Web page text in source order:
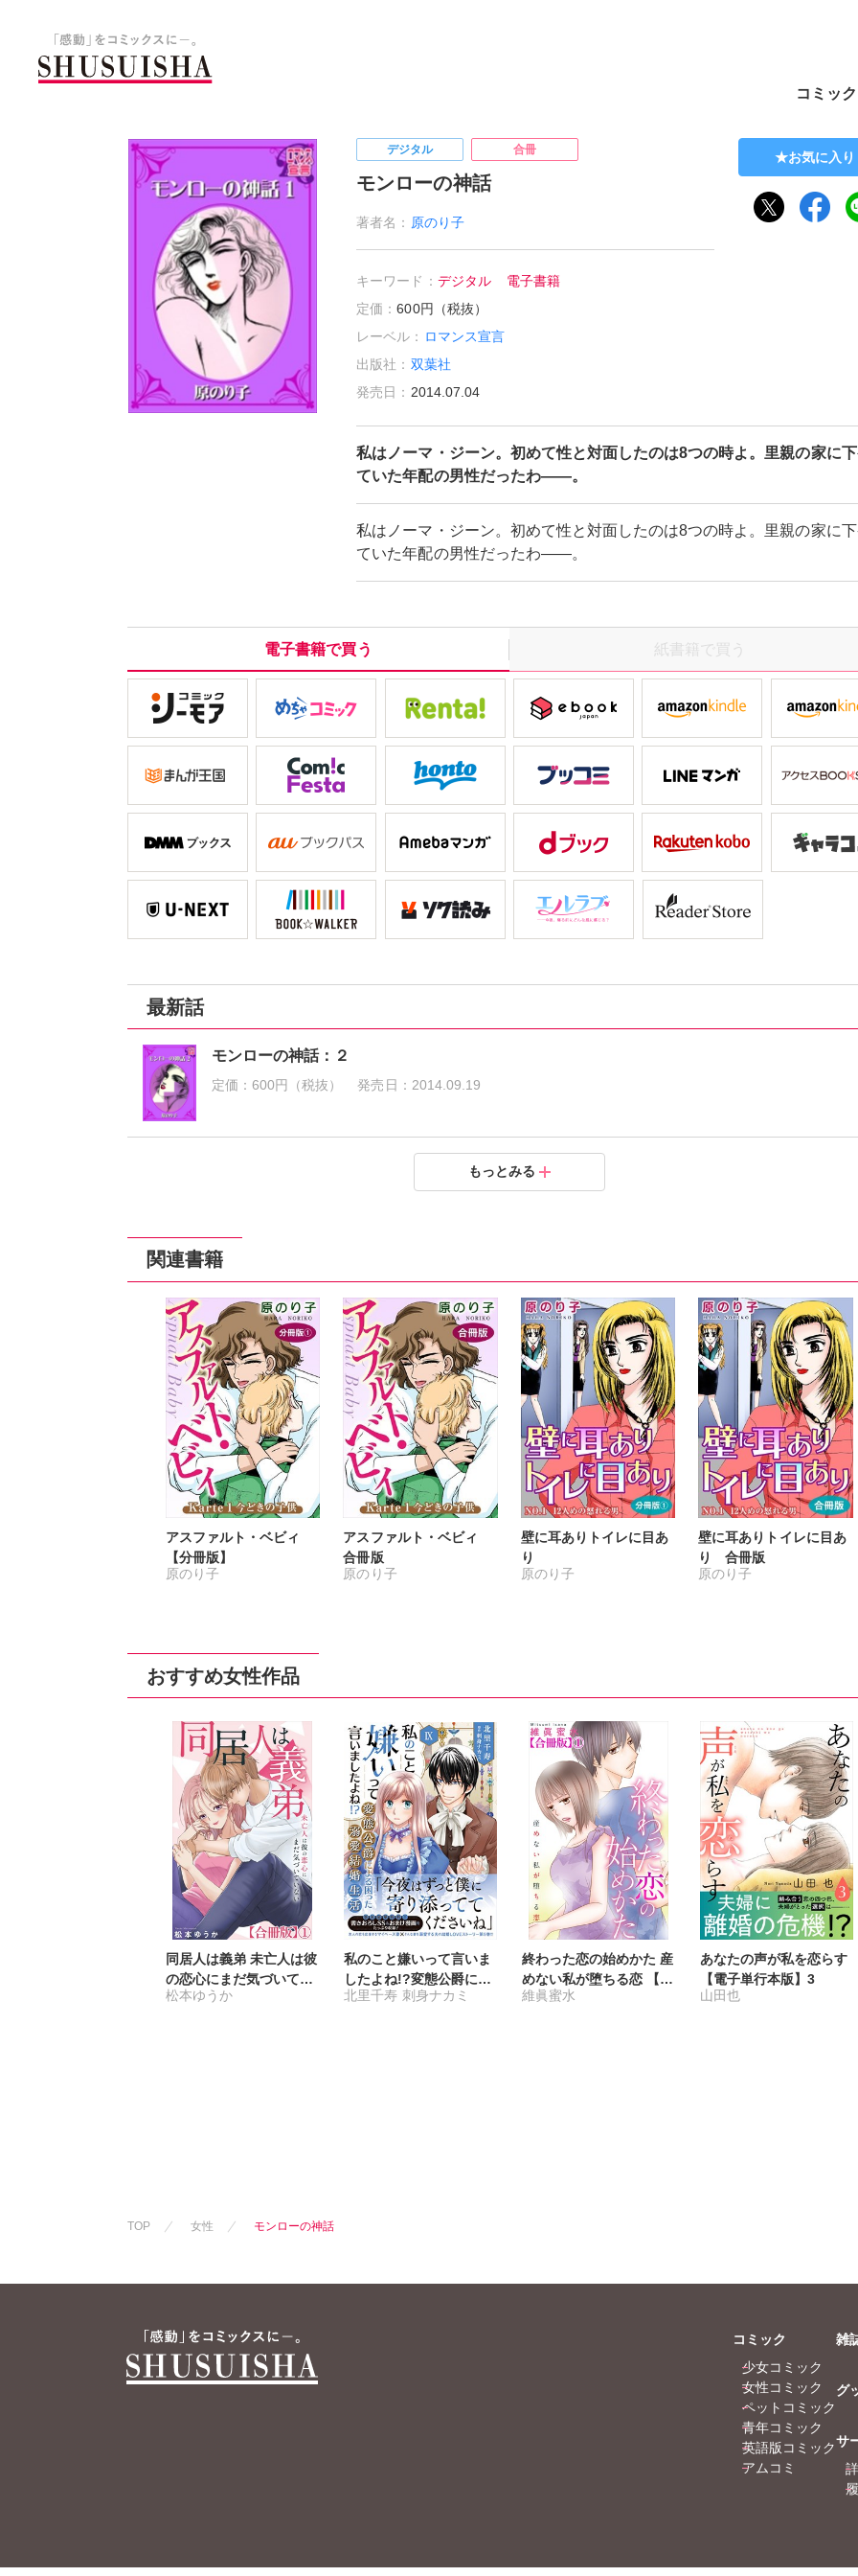
コミック
デジタル 合冊
モンローの神話
著者名： 原のり子
キーワード： デジタル
電子書籍
定価：600円（税抜）
レーベル： ロマンス宣言
出版社： 双葉社
発売日： 2014.07.04
お気に入り
私はノーマ・ジーン。初めて性と対面したのは8つの時よ。里親の家に
ていた年配の男性だったわ――。
私はノーマ・ジーン。初めて性と対面したのは8つの時よ。里親の家に
ていた年配の男性だったわ――。
電子書籍で買う 紙書籍で買う
最新話
モンローの神話：２
定価：600円（税抜） 発売日： 2014.09.19
もっとみる
関連書籍
アスファルト・ベビィ
【分冊版】
原のり子
アスファルト・ベビィ
合冊版
原のり子
壁に耳ありトイレに目あ
り
原のり子
壁に耳ありトイレに目あ
り 合冊版
原のり子
おすすめ女性作品
同居人は義弟 未亡人は彼
の恋心にまだ気づいてい
ない【合冊版】
松本ゆうか
私のこと嫌いって言いま
したよね!?変態公爵によ
る困った溺愛結婚生活 Ⅸ
北里千寿 刺身ナカミ
終わった恋の始めかた 産
めない私が堕ちる恋 【合
冊版】
維眞蜜水
あなたの声が私を恋らす
【電子単行本版】3
山田也
TOP 女性 モンローの神話
コミック
少女コミック
女性コミック
ペットコミック
青年コミック
英語版コミック
アムコミ
雑
グ
サ